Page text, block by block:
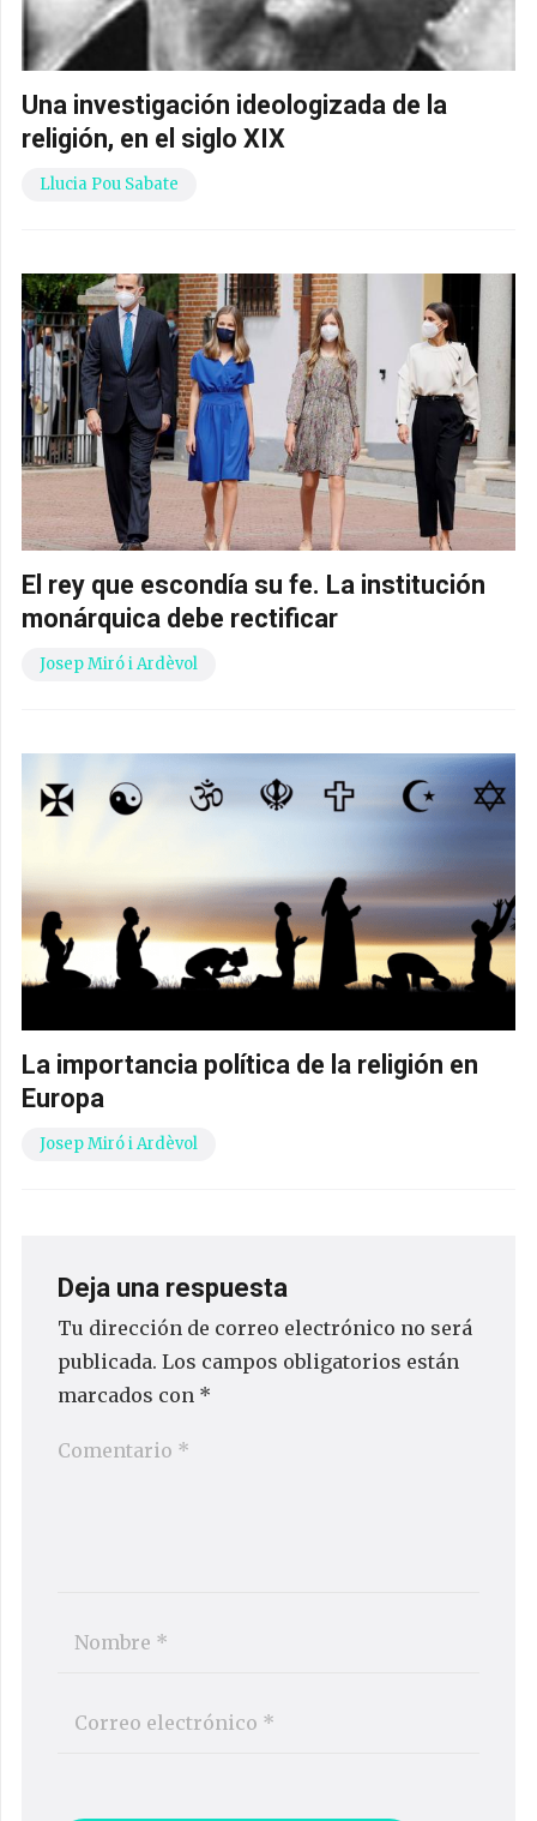
Una investigación ideologizada de la
religión, en el siglo XIX
Llucia Pou Sabate
El rey que escondía su fe. La institución
monárquica debe rectificar
Josep Miró i Ardèvol
La importancia política de la religión en
Europa
Josep Miró i Ardèvol
Deja una respuesta
Tu dirección de correo electrónico no será
publicada. Los campos obligatorios están
marcados con *